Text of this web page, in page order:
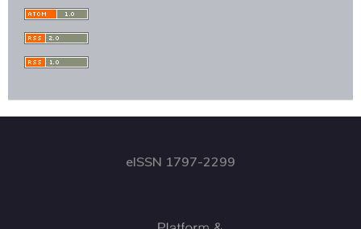
eISSN 1797-2299